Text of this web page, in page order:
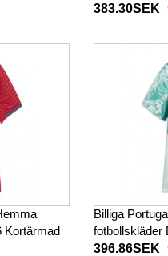
Kortärmad (+
383.30SEK
Kortärmad
Billiga
fotbollskläder
396.86SEK